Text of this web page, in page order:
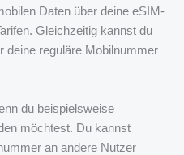
Daten über deine eSIM-
Gleichzeitig kannst du
deine reguläre Mobilnummer
du beispielsweise
möchtest. Du kannst
an andere Nutzer